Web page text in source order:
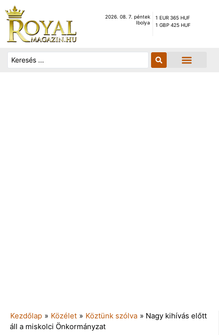
2026. 08. 7. péntek
Ibolya
1 EUR 365 HUF
1 GBP 425 HUF
Kezdőlap » Közélet » Köztünk szólva » Nagy kihívás előtt
áll a miskolci Önkormányzat